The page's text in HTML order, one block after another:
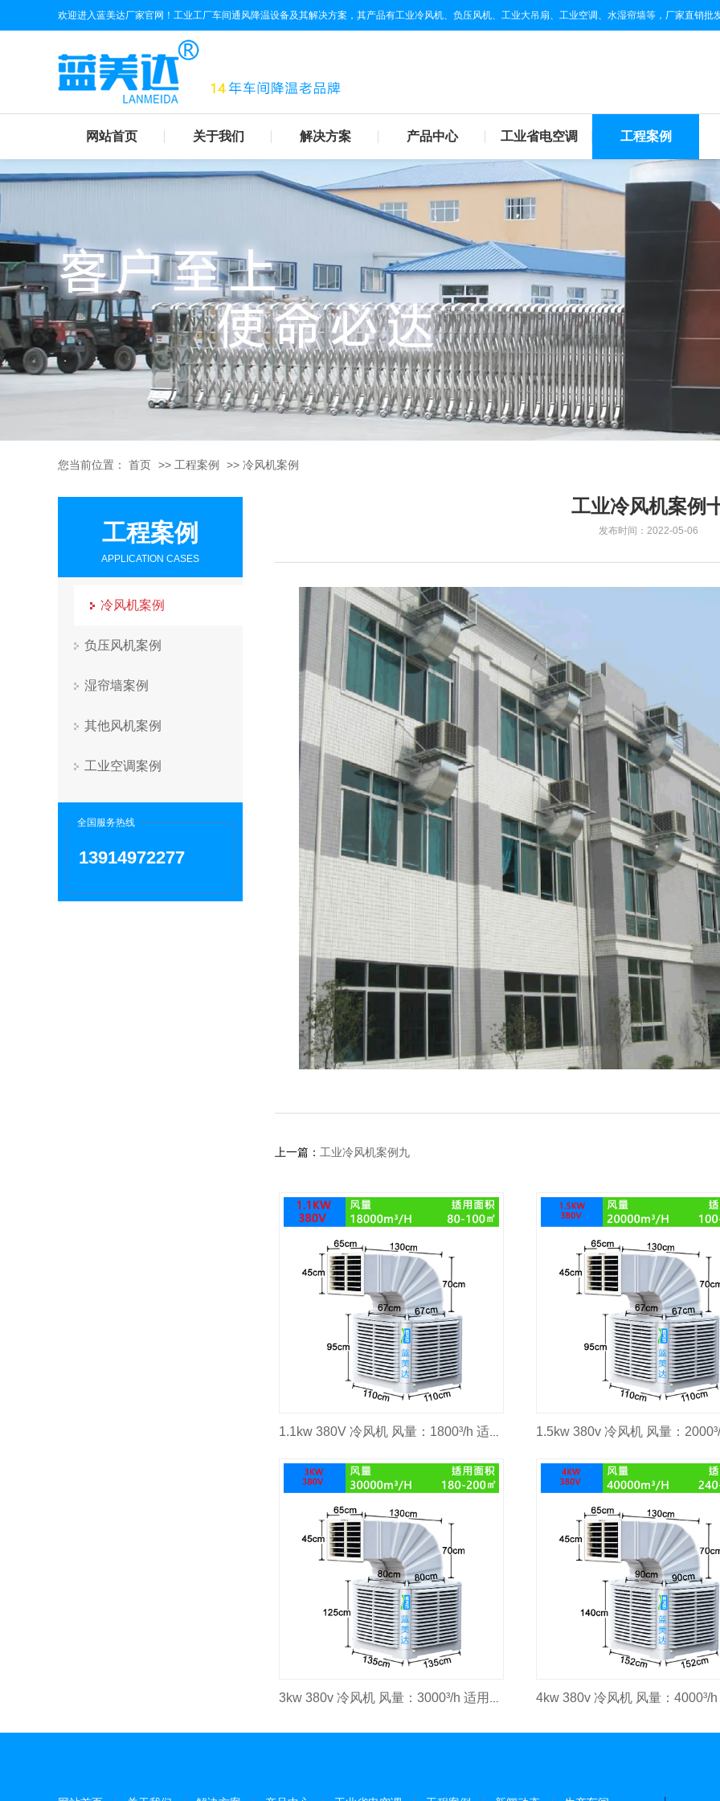
欢迎进入蓝美达厂家官网！工业工厂车间通风降温设备及其解决方案，其产品有工业冷风机、负压风机、工业大吊扇、工业空调、水湿帘墙等，厂家直销批
网站首页 关于我们 解决方案 产品中心 工业省电空调 工程案例
您当前位置： 首页 >> 工程案例 >> 冷风机案例
工程案例
APPLICATION CASES
冷风机案例
负压风机案例
湿帘墙案例
其他风机案例
工业空调案例
全国服务热线
13914972277
工业冷风机案例
发布时间：2022-05-06
上一篇： 工业冷风机案例九
1.1kw 380V 冷风机 风量：1800³/h 适用面积：80-100m²
3kw 380v 冷风机 风量：3000³/h 适用面积：2000㎡